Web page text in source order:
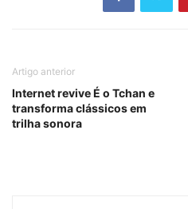
Artigo anterior
Internet revive É o Tchan e
transforma clássicos em
trilha sonora